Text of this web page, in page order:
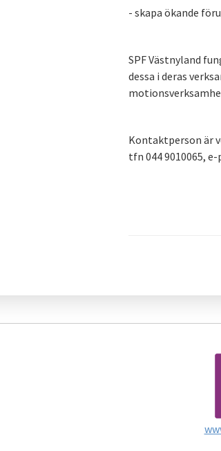
- skapa ökande
SPF Västnyland
dessa i deras
Kontaktperson är
tfn 044 9010065,